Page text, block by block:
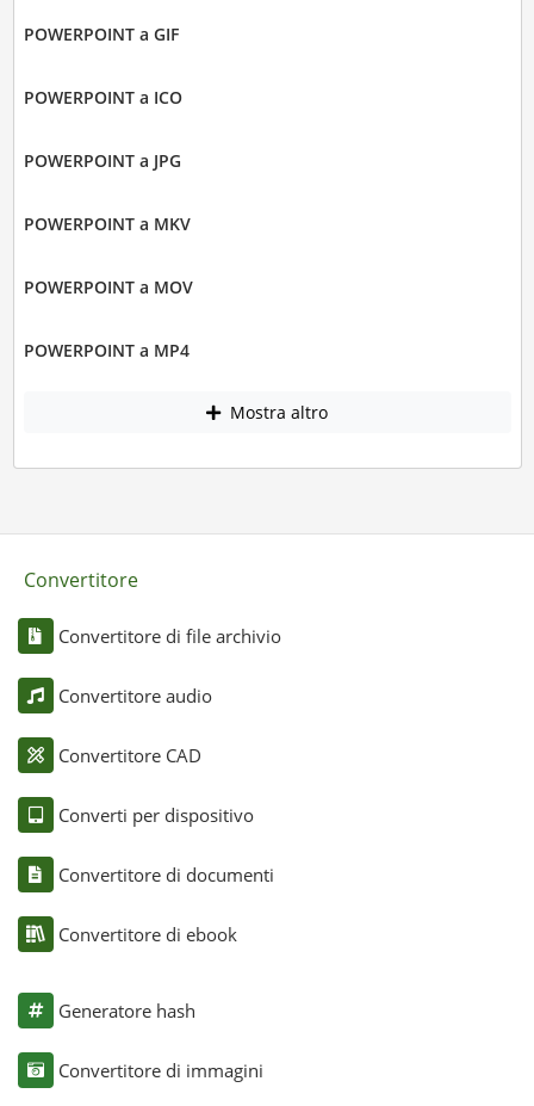
POWERPOINT a GIF
POWERPOINT a ICO
POWERPOINT a JPG
POWERPOINT a MKV
POWERPOINT a MOV
POWERPOINT a MP4
Mostra altro
Convertitore
Convertitore di file archivio
Convertitore audio
Convertitore CAD
Converti per dispositivo
Convertitore di documenti
Convertitore di ebook
Generatore hash
Convertitore di immagini